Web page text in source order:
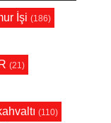
İşi (186)
(21)
(110)